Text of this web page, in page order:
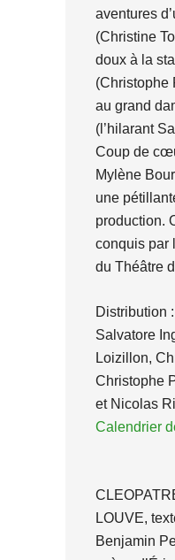
aventures
(Christine
doux à la
(Christophe
au grand
(l’hilarant
Coup de
Mylène
une
production.
conquis par
du Théâtre
Distribution
Salvatore
Loizillon,
Christophe
et Nicolas
Calendrier
LOUVE,
Benjamin